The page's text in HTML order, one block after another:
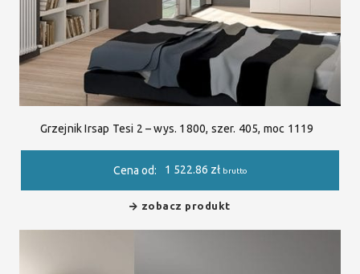
Grzejnik Irsap Tesi 2 – wys. 1800, szer. 405, moc 1119
Cena od: 1 522.86 zł brutto
zobacz produkt